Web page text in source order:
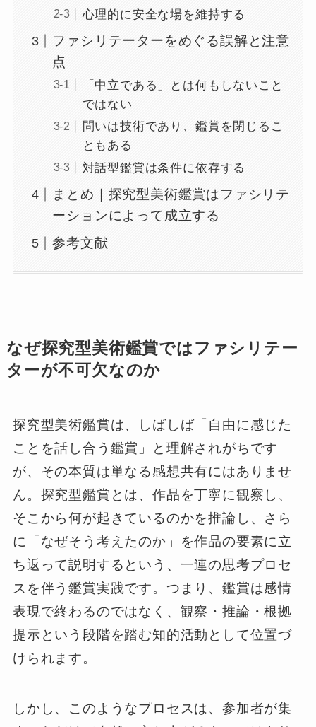
心理的に安全な場を維持する
ファシリテーターをめぐる誤解と注意
点
「中立である」とは何もしないこと
ではない
問いは技術であり、鑑賞を閉じるこ
ともある
対話型鑑賞は条件に依存する
まとめ｜探究型美術鑑賞はファシリテ
ーションによって成立する
参考文献
なぜ探究型美術鑑賞ではファシリテー
ターが不可欠なのか
探究型美術鑑賞は、しばしば「自由に感じた
ことを話し合う鑑賞」と理解されがちです
が、その本質は単なる感想共有にはありませ
ん。探究型鑑賞とは、作品を丁寧に観察し、
そこから何が起きているのかを推論し、さら
に「なぜそう考えたのか」を作品の要素に立
ち返って説明するという、一連の思考プロセ
スを伴う鑑賞実践です。つまり、鑑賞は感情
表現で終わるのではなく、観察・推論・根拠
提示という段階を踏む知的活動として位置づ
けられます。
しかし、このようなプロセスは、参加者が集